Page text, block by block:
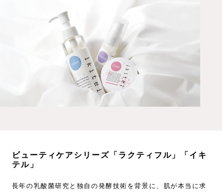
ビューティケアシリーズ「ラクティフル」「イキ
テル」
長年の乳酸菌研究と独自の発酵技術を背景に、肌が本当に求